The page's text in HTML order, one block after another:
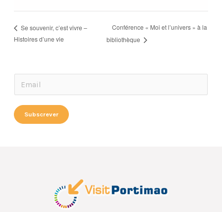
Se souvenir, c’est vivre –
Histoires d’une vie
Conférence « Moi et l’univers » à la
bibliothèque
E
i
m
a
i
Subscrever